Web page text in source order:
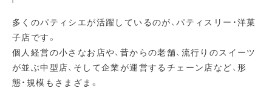
多くのパティシエが活躍しているのが、パティスリー・洋菓
子店です。
個人経営の小さなお店や、昔からの老舗、流行りのスイーツ
が並ぶ中型店、そして企業が運営するチェーン店など、形
態・規模もさまざま。